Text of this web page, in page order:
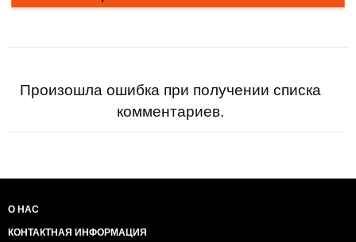
Произошла ошибка при получении списка
комментариев.
О НАС
КОНТАКТНАЯ ИНФОРМАЦИЯ